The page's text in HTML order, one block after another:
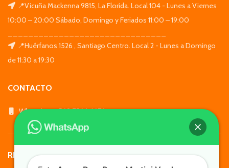
📍Vicuña Mackenna 9815, La Florida. Local 104 - Lunes a Viernes
10:00 – 20:00 Sábado, Domingo y Feriados 11:00 – 19:00
📍Huérfanos 1526 , Santiago Centro. Local 2 - Lunes a Domingo
de 11:30 a 19:30
CONTACTO
WhatsApp: +569 7564 4676
REDES SOCIALES